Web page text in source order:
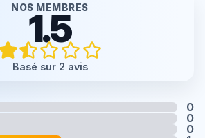
NOS MEMBRES
1.5
Basé sur 2 avis
0
0
0